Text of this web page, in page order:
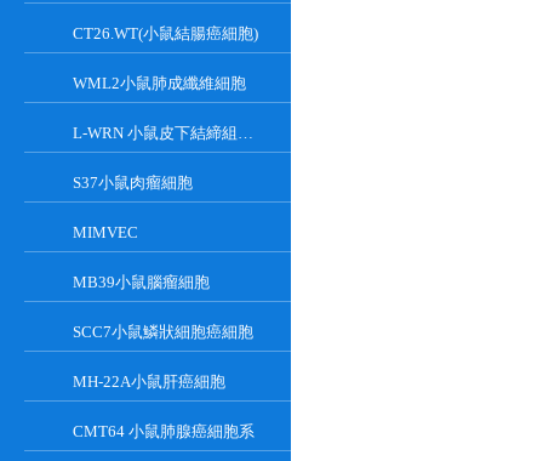
CT26.WT(小鼠結腸癌細胞)
WML2小鼠肺成纖維細胞
L-WRN 小鼠皮下結締組織細胞系
S37小鼠肉瘤細胞
MIMVEC
MB39小鼠腦瘤細胞
SCC7小鼠鱗狀細胞癌細胞
MH-22A小鼠肝癌細胞
CMT64 小鼠肺腺癌細胞系